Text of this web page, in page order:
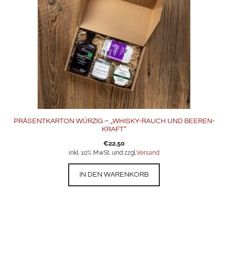
PRÄSENTKARTON WÜRZIG – „WHISKY-RAUCH UND BEEREN-
KRAFT“
€22,50
inkl. 10% MwSt. und zzgl. Versand
IN DEN WARENKORB